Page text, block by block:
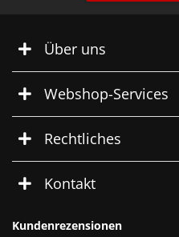
Über uns
Webshop-Services
Rechtliches
Kontakt
Kundenrezensionen